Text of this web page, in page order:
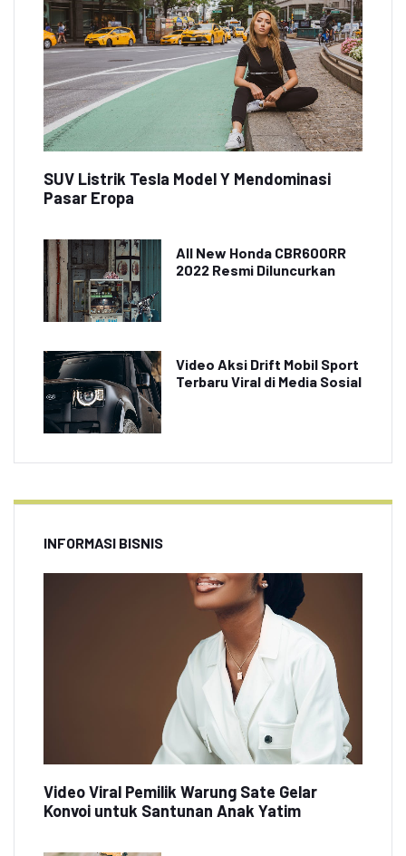
SUV Listrik Tesla Model Y Mendominasi
Pasar Eropa
All New Honda CBR600RR
2022 Resmi Diluncurkan
Video Aksi Drift Mobil Sport
Terbaru Viral di Media Sosial
INFORMASI BISNIS
Video Viral Pemilik Warung Sate Gelar
Konvoi untuk Santunan Anak Yatim